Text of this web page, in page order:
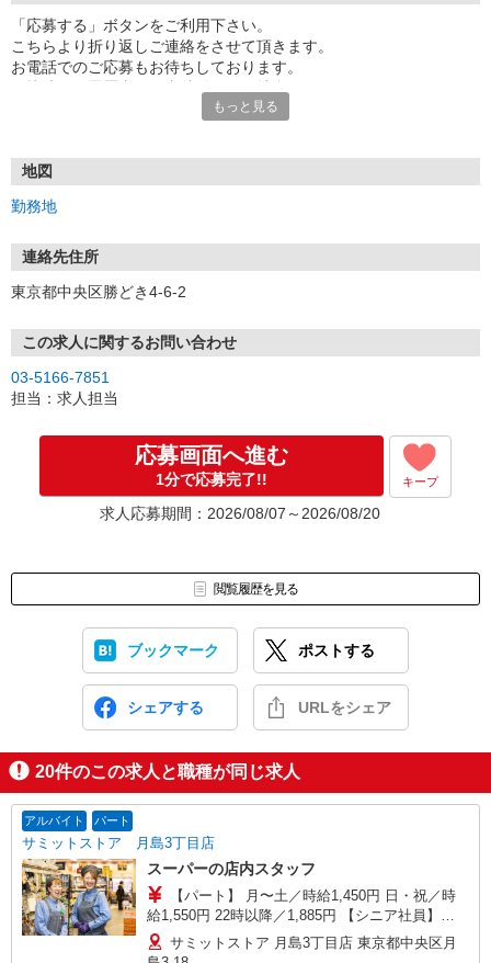
「応募する」ボタンをご利用下さい。
こちらより折り返しご連絡をさせて頂きます。
お電話でのご応募もお待ちしております。
もっと見る
地図
勤務地
連絡先住所
東京都中央区勝どき4-6-2
この求人に関するお問い合わせ
03-5166-7851
担当：求人担当
応募画面へ進む
1分で応募完了!! キープ
求人応募期間：2026/08/07～2026/08/20
閲覧履歴を見る
ブックマーク ポストする
シェアする URLをシェア
20件のこの求人と職種が同じ求人
アルバイト パート
サミットストア 月島3丁目店
スーパーの店内スタッフ
【パート】 月〜土／時給1,450円 日・祝／時
給1,550円 22時以降／1,885円 【シニア社員】
※65歳以上のパート 月〜土／時給1,400円 日・祝
／時給1,500円 22時以降／時給1,820円 【アルバイ
サミットストア 月島3丁目店 東京都中央区月